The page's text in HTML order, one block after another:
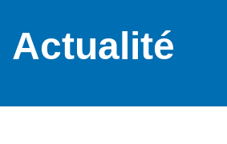
Actualité